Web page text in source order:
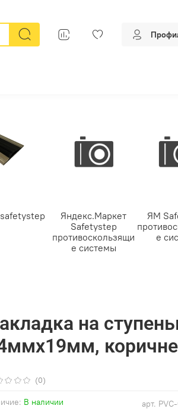
Яндекс.Маркет
Safetystep
противоскользящи
е системы
ЯМ
е
(0)
арт.
В наличии
на